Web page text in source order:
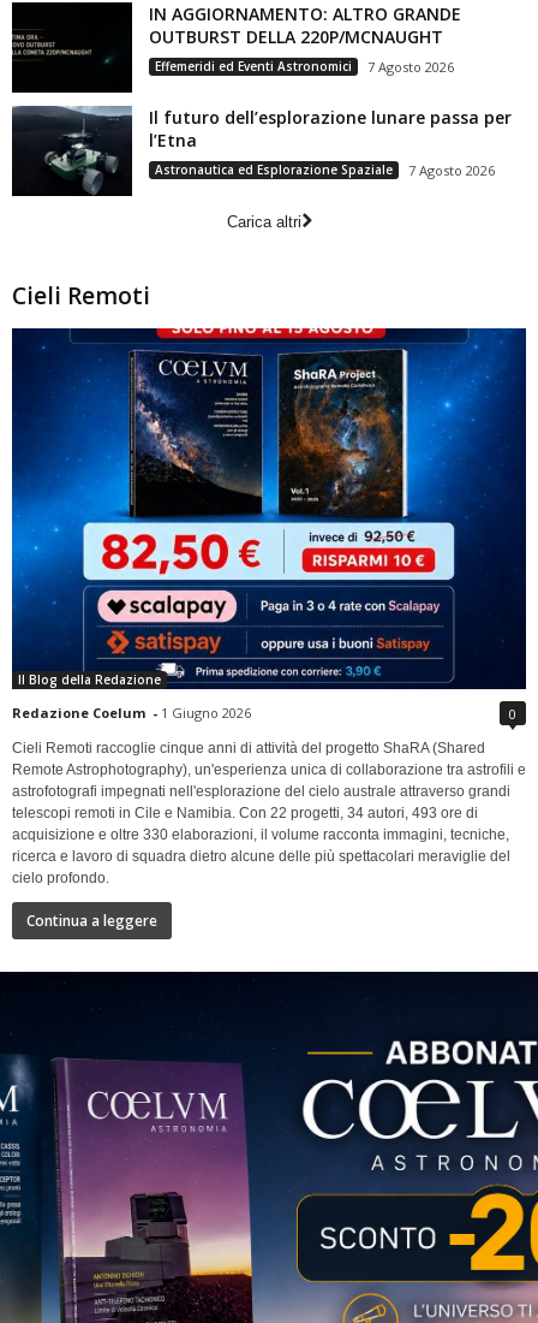
IN AGGIORNAMENTO: ALTRO GRANDE
OUTBURST DELLA 220P/MCNAUGHT
Effemeridi ed Eventi Astronomici 7 Agosto 2026
Il futuro dell’esplorazione lunare passa per
l’Etna
Astronautica ed Esplorazione Spaziale 7 Agosto 2026
Carica altri
Cieli Remoti
Il Blog della Redazione
Redazione Coelum - 1 Giugno 2026 0
Cieli Remoti raccoglie cinque anni di attività del progetto ShaRA (Shared
Remote Astrophotography), un'esperienza unica di collaborazione tra astrofili e
astrofotografi impegnati nell'esplorazione del cielo australe attraverso grandi
telescopi remoti in Cile e Namibia. Con 22 progetti, 34 autori, 493 ore di
acquisizione e oltre 330 elaborazioni, il volume racconta immagini, tecniche,
ricerca e lavoro di squadra dietro alcune delle più spettacolari meraviglie del
cielo profondo.
Continua a leggere